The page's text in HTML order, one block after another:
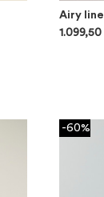
Airy
-60%